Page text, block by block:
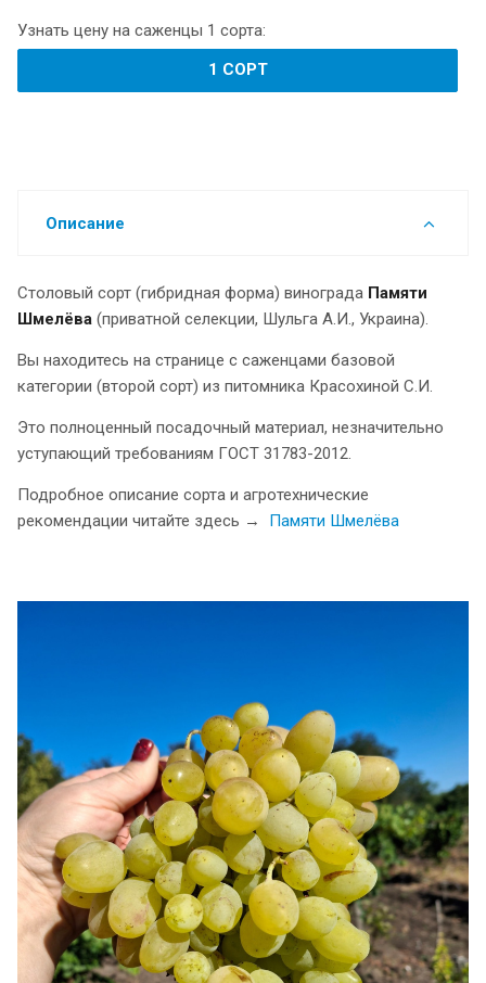
Узнать цену на саженцы 1 сорта:
1 СОРТ
Описание
Столовый сорт (гибридная форма) винограда Памяти
Шмелёва (приватной селекции, Шульга А.И., Украина).
Вы находитесь на странице с саженцами базовой
категории (второй сорт) из питомника Красохиной С.И.
Это полноценный посадочный материал, незначительно
уступающий требованиям ГОСТ 31783-2012.
Подробное описание сорта и агротехнические
рекомендации читайте здесь → Памяти Шмелёва